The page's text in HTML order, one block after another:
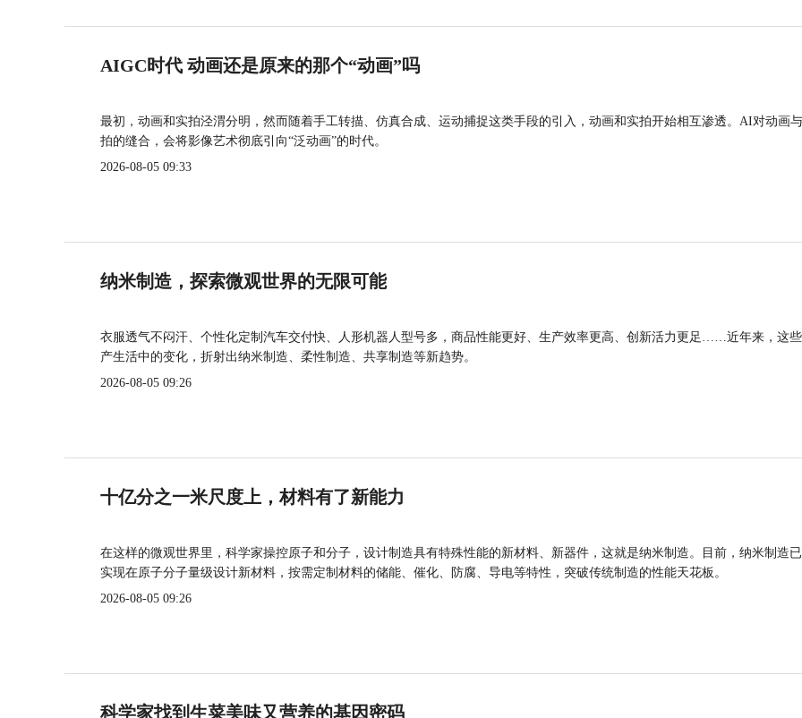
AIGC时代 动画还是原来的那个“动画”吗
最初，动画和实拍泾渭分明，然而随着手工转描、仿真合成、运动捕捉这类手段的引入，动画和实拍开始相互渗透。AI对动画
拍的缝合，会将影像艺术彻底引向“泛动画”的时代。
2026-08-05 09:33
纳米制造，探索微观世界的无限可能
衣服透气不闷汗、个性化定制汽车交付快、人形机器人型号多，商品性能更好、生产效率更高、创新活力更足……近年来，这
产生活中的变化，折射出纳米制造、柔性制造、共享制造等新趋势。
2026-08-05 09:26
十亿分之一米尺度上，材料有了新能力
在这样的微观世界里，科学家操控原子和分子，设计制造具有特殊性能的新材料、新器件，这就是纳米制造。目前，纳米制造
实现在原子分子量级设计新材料，按需定制材料的储能、催化、防腐、导电等特性，突破传统制造的性能天花板。
2026-08-05 09:26
科学家找到生菜美味又营养的基因密码